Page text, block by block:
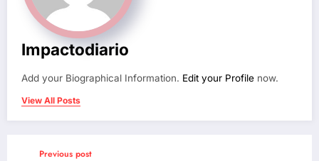
Impactodiario
Add your Biographical Information. Edit your Profile now.
View All Posts
Previous post